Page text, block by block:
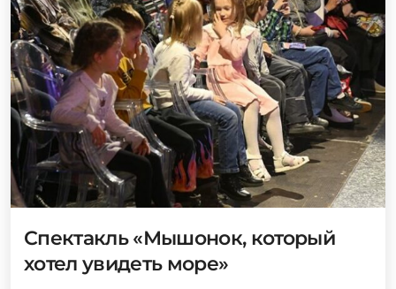
Спектакль «Мышонок, который
хотел увидеть море»